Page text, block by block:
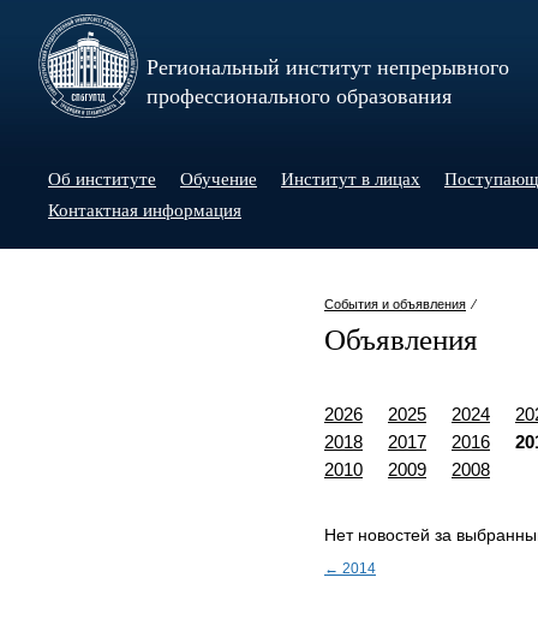
Региональный институт непрерывного
профессионального образования
Об институте Обучение Институт в лицах
Контактная информация
События и объявления ⁄
Объявления
2026 2025 2024
2018
2017 2016
2010
2009 2008
Нет новостей за
← 2014